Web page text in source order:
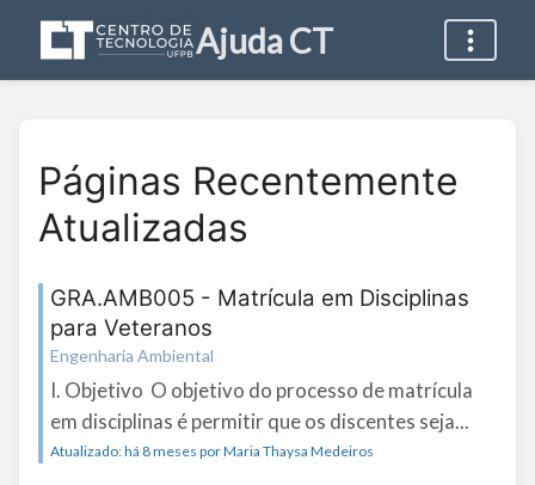
Ajuda CT
Páginas Recentemente
Atualizadas
GRA.AMB005 - Matrícula em Disciplinas
para Veteranos
Engenharia Ambiental
I. Objetivo O objetivo do processo de matrícula
em disciplinas é permitir que os discentes seja...
Atualizado: há 8 meses por Maria Thaysa Medeiros